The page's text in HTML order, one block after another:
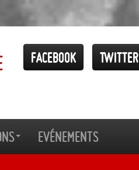
Twitter
Facebook
Evénements